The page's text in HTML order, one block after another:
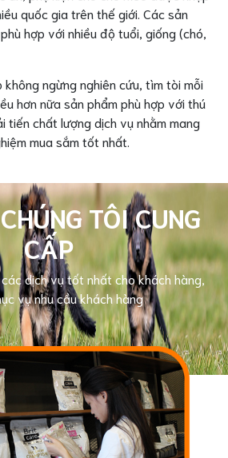
quốc gia trên thế giới. Các sản
hợp với nhiều độ tuổi, giống (chó,
không ngừng nghiên cứu, tìm tòi mỗi
hơn nữa sản phẩm phù hợp với thú
tiến chất lượng dịch vụ nhằm mang
mua sắm tốt nhất.
TÔI CUNG
CẤP
dịch vụ tốt nhất cho khách hàng,
vụ nhu cầu khách hàng